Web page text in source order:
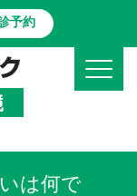
予約
は何で